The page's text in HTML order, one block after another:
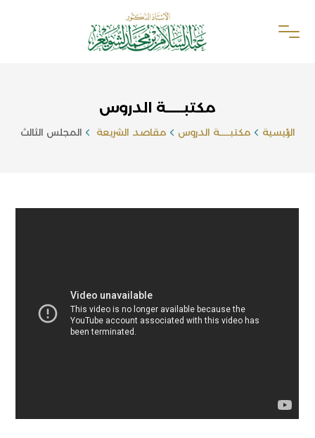
مكتبـــــة الدروس
الرئيسية مكتبـــــة الدروس مقاصد الشريعة المجلس الثالث